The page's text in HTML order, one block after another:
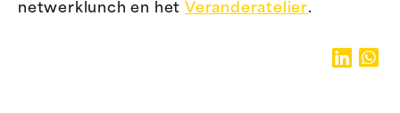
netwerklunch en het Veranderatelier.